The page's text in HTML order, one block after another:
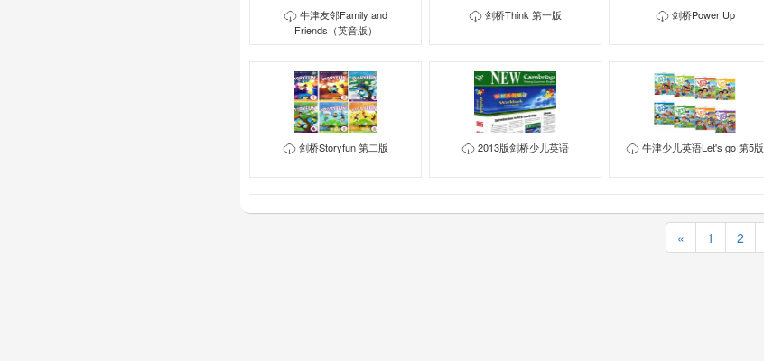
牛津友邻Family and
Friends（英音版）
剑桥Think 第一版 剑桥Power Up
剑桥Storyfun 第二版 2013版剑桥少儿英语 牛津少儿英语Let's go 第5版
« 1 2